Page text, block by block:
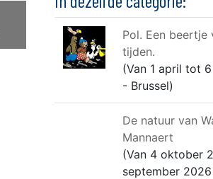
Pol. Een beertje
tijden.
(Van 1 april tot
- Brussel)
De natuur van
Mannaert
(Van 4 oktober
september